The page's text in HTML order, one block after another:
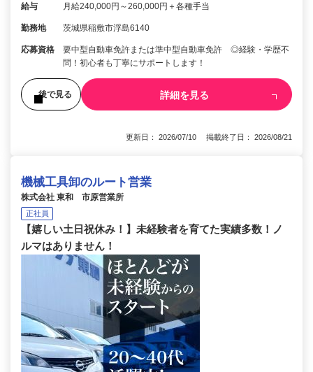
給与 月給240,000円～260,000円＋各種手当
勤務地 茨城県稲敷市浮島6140
応募資格
要中型自動車免許または準中型自動車免許 ◎経験・学歴不
問！初心者も丁寧にサポートします！
後で見る 詳細を見る
更新日： 2026/07/10 掲載終了日： 2026/08/21
機械工具卸のルート営業
株式会社 東和 市原営業所
正社員
【嬉しい土日祝休み！】未経験者を育てた実績多数！ノ
ルマはありません！